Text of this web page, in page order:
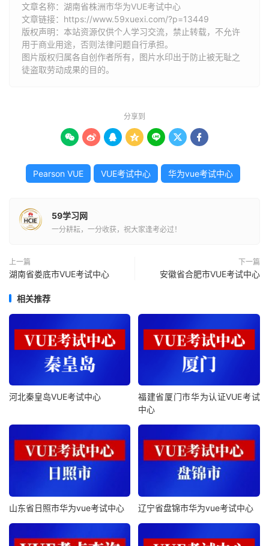
文章名称：湖南省株洲市华为VUE考试中心
文章链接： https://www.59xuexi.com/?p=13449
版权声明：本站资源仅供个人学习交流，禁止转载，不允许
用于商业用途，否则法律问题自行承担。
图片版权归属各自创作者所有，图片水印出于防止被无耻之
徒盗取劳动成果的目的。
分享到
      
Pearson VUE VUE考试中心 华为vue考试中心
59学习网
一分耕耘，一分收获，祝大家逢考必过！
上一篇
湖南省娄底市VUE考试中心
下一篇
安徽省合肥市VUE考试中心
相关推荐
河北秦皇岛VUE考试中心
福建省厦门市华为认证VUE考试
中心
山东省日照市华为vue考试中心 辽宁省盘锦市华为vue考试中心